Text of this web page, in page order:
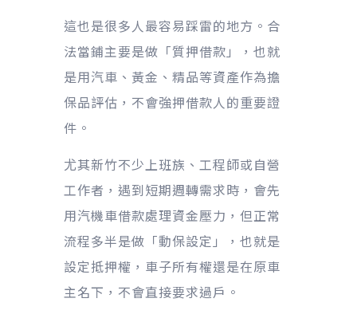
這也是很多人最容易踩雷的地方。合
法當鋪主要是做「質押借款」，也就
是用汽車、黃金、精品等資產作為擔
保品評估，不會強押借款人的重要證
件。
尤其新竹不少上班族、工程師或自營
工作者，遇到短期週轉需求時，會先
用汽機車借款處理資金壓力，但正常
流程多半是做「動保設定」，也就是
設定抵押權，車子所有權還是在原車
主名下，不會直接要求過戶。